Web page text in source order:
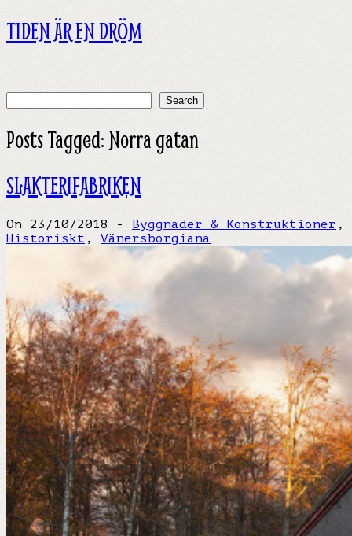
Skip
to
TIDEN ÄR EN DRÖM
for:
Posts Tagged:Norra gatan
SLAKTERIFABRIKEN
On 23/10/2018 - Byggnader & Konstruktioner ,
Historiskt , Vänersborgiana